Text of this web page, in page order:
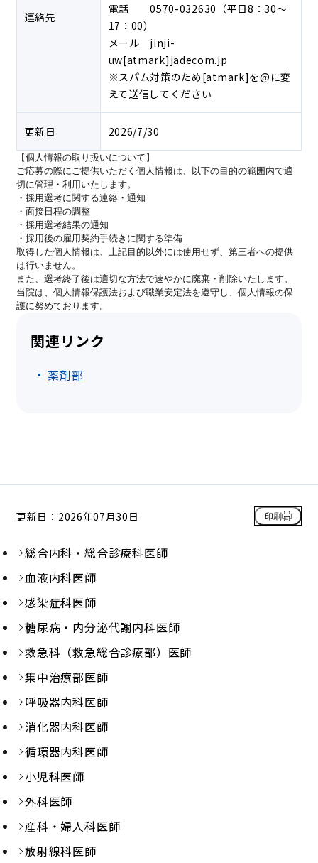
連絡先
電話 0570-032630（平日8：30～
17：00）
メール jinji-
uw[atmark]jadecom.jp
※スパム対策のため[atmark]を@に変
えて送信してください
更新日 2026/7/30
【個人情報の取り扱いについて】
ご応募の際にご提供いただく個人情報は、以下の目的の範囲内で適
切に管理・利用いたします。
・採用選考に関する連絡・通知
・面接日程の調整
・採用選考結果の通知
・採用後の雇用契約手続きに関する準備
取得した個人情報は、上記目的以外には使用せず、第三者への提供
は行いません。
また、選考終了後は適切な方法で速やかに廃棄・削除いたします。
当院は、個人情報保護法および職業安定法を遵守し、個人情報の保
護に努めております。
関連リンク
薬剤部
更新日：2026年07月30日 印刷
総合内科・総合診療科医師
血液内科医師
感染症科医師
糖尿病・内分泌代謝内科医師
救急科（救急総合診療部）医師
集中治療部医師
呼吸器内科医師
消化器内科医師
循環器内科医師
小児科医師
外科医師
産科・婦人科医師
放射線科医師